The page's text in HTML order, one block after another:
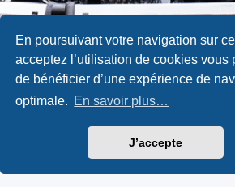
En poursuivant votre navigation sur
acceptez l’utilisation de cookies vous
de bénéficier d’une expérience de
optimale. En savoir plus…
J’accepte